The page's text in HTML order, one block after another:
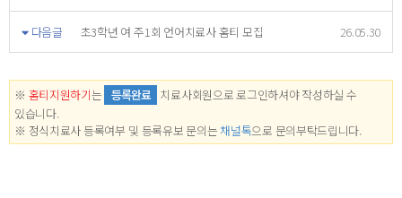
다음글 초3학년 여 주1회 언어치료사 홈티 모집 26.05.30
※ 홈티지원하기는 등록완료 치료사회원으로 로그인하셔야 작성하실 수
있습니다.
※ 정식치료사 등록여부 및 등록유보 문의는 채널톡으로 문의부탁드립니다.